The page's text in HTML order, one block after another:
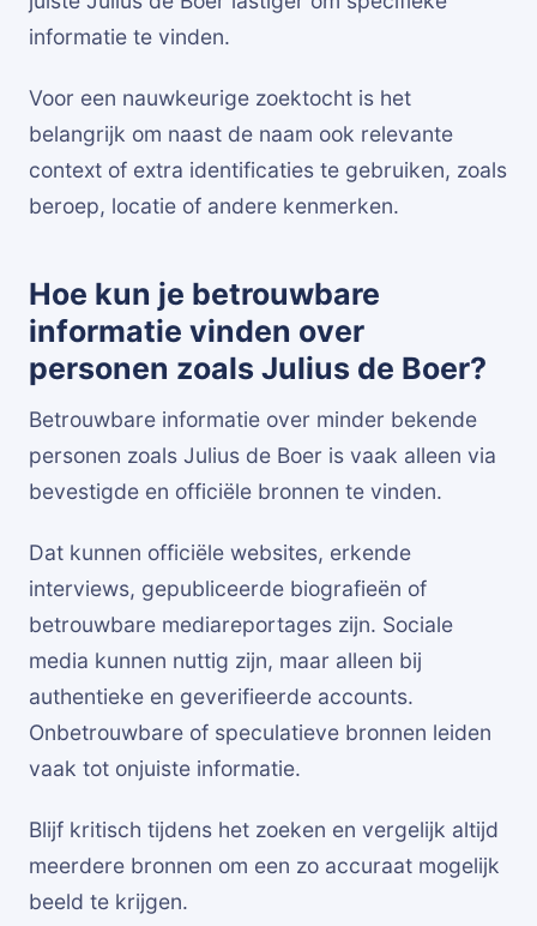
informatie te vinden.
Voor een nauwkeurige zoektocht is het
belangrijk om naast de naam ook relevante
context of extra identificaties te gebruiken, zoals
beroep, locatie of andere kenmerken.
Hoe kun je betrouwbare
informatie vinden over
personen zoals Julius de Boer?
Betrouwbare informatie over minder bekende
personen zoals Julius de Boer is vaak alleen via
bevestigde en officiële bronnen te vinden.
Dat kunnen officiële websites, erkende
interviews, gepubliceerde biografieën of
betrouwbare mediareportages zijn. Sociale
media kunnen nuttig zijn, maar alleen bij
authentieke en geverifieerde accounts.
Onbetrouwbare of speculatieve bronnen leiden
vaak tot onjuiste informatie.
Blijf kritisch tijdens het zoeken en vergelijk altijd
meerdere bronnen om een zo accuraat mogelijk
beeld te krijgen.